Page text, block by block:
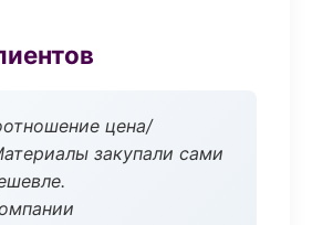
цена/
закупали сами